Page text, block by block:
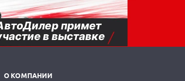
О КОМПАНИИ